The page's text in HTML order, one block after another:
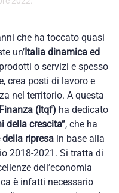
che ha toccato quasi
un’ Italia dinamica ed
o servizi e spesso
crea posti di lavoro e
nel territorio. A questa
(Itqf) ha dedicato
della crescita”, che ha
ripresa in base alla
2018-2021. Si tratta di
dell’economia
è infatti necessario